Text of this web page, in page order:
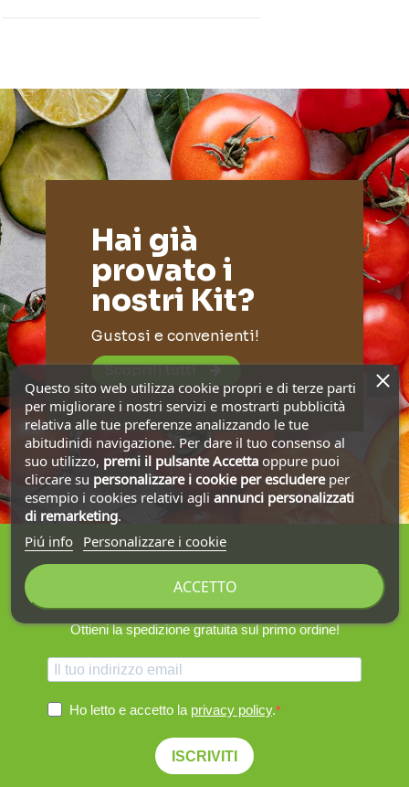
Hai già
provato i
nostri Kit?
Gustosi e convenienti!
Scoprili tutti
Iscriviti alla nostra newsletter
Ottieni la spedizione gratuita sul primo ordine!
Ho letto e accetto la privacy policy.
ISCRIVITI
Questo sito web utilizza cookie propri e di terze parti
per migliorare i nostri servizi e mostrarti pubblicità
relativa alle tue preferenze analizzando le tue
abitudinidi navigazione. Per dare il tuo consenso al
suo utilizzo, premi il pulsante Accettaoppure puoi
cliccare su personalizzare i cookie per escludereper
esempio i cookies relativi agli annunci personalizzati
di remarketing.
Piú info
Personalizzare i cookie
ACCETTO